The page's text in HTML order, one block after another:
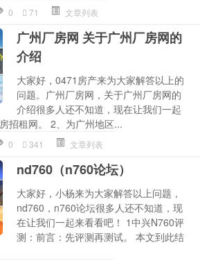
0 71 文章列表
广州厂房网 关于广州厂房网的
介绍
大家好，0471房产来为大家解答以上的
问题。广州厂房网，关于广州厂房网的
介绍很多人还不知道，现在让我们一起
招租网。 2、为广州地区...
0 341 文章列表
nd760（n760论坛）
大家好，小杨来为大家解答以上问题，
nd760，n760论坛很多人还不知道，现
在让我们一起来看看吧！ 1中兴N760评
测：前言：先评测再测试。 本文到此结